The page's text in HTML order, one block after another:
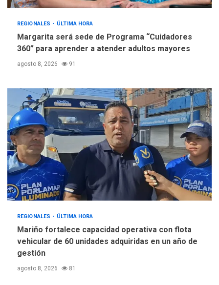
REGIONALES ÚLTIMA HORA
Margarita será sede de Programa “Cuidadores
360” para aprender a atender adultos mayores
agosto 8, 2026 91
REGIONALES ÚLTIMA HORA
Mariño fortalece capacidad operativa con flota
vehicular de 60 unidades adquiridas en un año de
gestión
agosto 8, 2026 81